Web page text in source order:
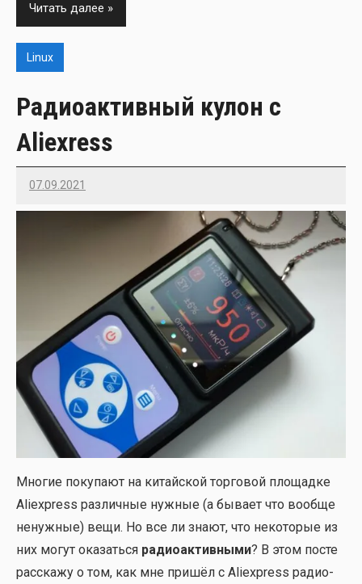
Читать далее
Linux
Радиоактивный кулон с
Aliexress
07.09.2021
Imatvey
Мно­гие поку­па­ют на китай­ской тор­го­вой пло­щад­ке
Aliexpress раз­лич­ные нуж­ные (а быва­ет что вооб­ще
ненуж­ные) вещи. Но все ли зна­ют, что неко­то­рые из
них могут ока­зать­ся радио­ак­тив­ны­ми? В этом посте
рас­ска­жу о том, как мне при­шёл с Aliexpress радио­